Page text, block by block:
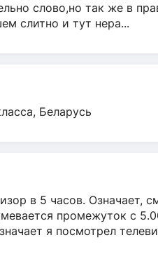
слово,но так же в
слитно и тут нера...
Беларусь
в 5 часов. Означает,
промежуток с
я посмотрел